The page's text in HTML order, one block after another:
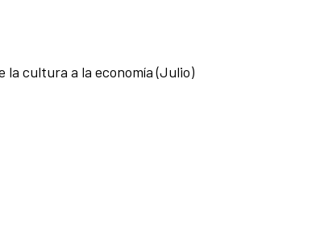
cultura a la economía (Julio)